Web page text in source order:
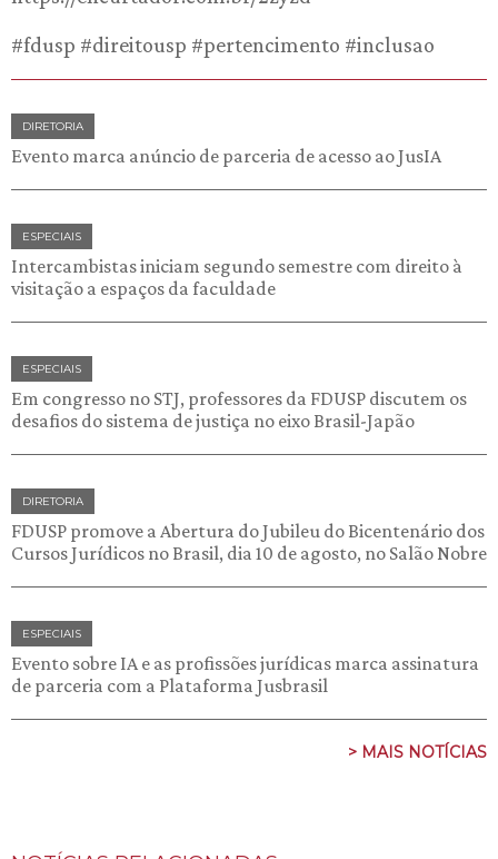
#fdusp #direitousp #pertencimento #inclusao
DIRETORIA
Evento marca anúncio de parceria de acesso ao JusIA
ESPECIAIS
Intercambistas iniciam segundo semestre com direito à
visitação a espaços da faculdade
ESPECIAIS
Em congresso no STJ, professores da FDUSP discutem os
desafios do sistema de justiça no eixo Brasil-Japão
DIRETORIA
FDUSP promove a Abertura do Jubileu do Bicentenário dos
Cursos Jurídicos no Brasil, dia 10 de agosto, no Salão Nobre
ESPECIAIS
Evento sobre IA e as profissões jurídicas marca assinatura
de parceria com a Plataforma Jusbrasil
> MAIS NOTÍCIAS